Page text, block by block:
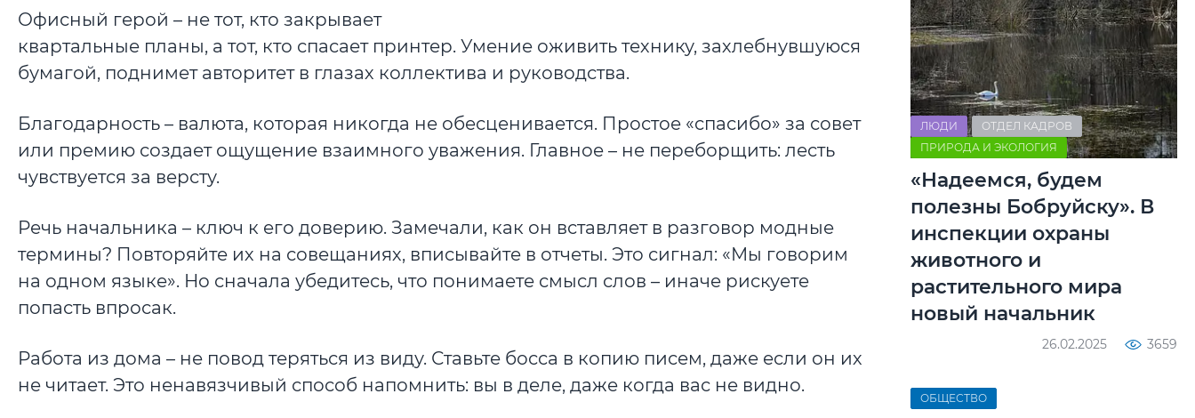
Офисный герой – не тот, кто закрывает
квартальные планы, а тот, кто спасает принтер. Умение оживить технику, захлебнувшуюся
бумагой, поднимет авторитет в глазах коллектива и руководства.
Благодарность – валюта, которая никогда не обесценивается. Простое «спасибо» за совет
или премию создает ощущение взаимного уважения. Главное – не переборщить: лесть
чувствуется за версту.
Речь начальника – ключ к его доверию. Замечали, как он вставляет в разговор модные
термины? Повторяйте их на совещаниях, вписывайте в отчеты. Это сигнал: «Мы говорим
на одном языке». Но сначала убедитесь, что понимаете смысл слов – иначе рискуете
попасть впросак.
Работа из дома – не повод теряться из виду. Ставьте босса в копию писем, даже если он их
не читает. Это ненавязчивый способ напомнить: вы в деле, даже когда вас не видно.
ЛЮДИ
ОТДЕЛ КАДРОВ
ПРИРОДА И ЭКОЛОГИЯ
«Надеемся, будем
полезны Бобруйску». В
инспекции охраны
животного и
растительного мира
новый начальник
26.02.2025 3659
ОБЩЕСТВО